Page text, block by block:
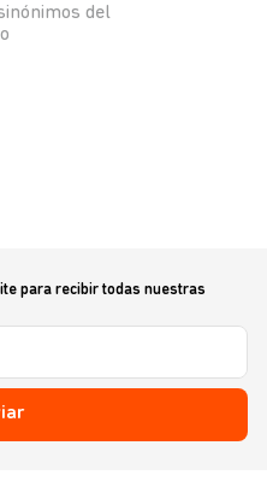
del
para recibir todas nuestras